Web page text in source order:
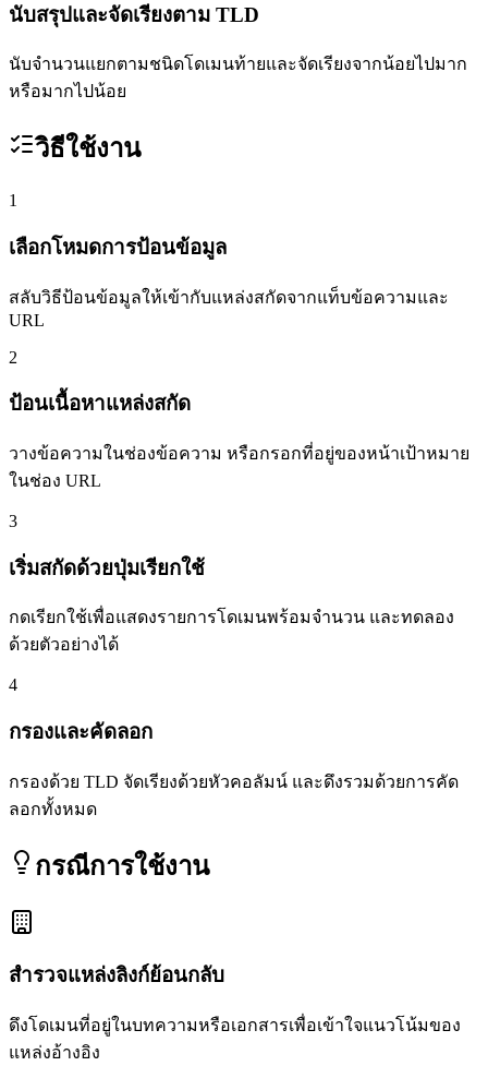
นับสรุปและจัดเรียงตาม TLD
นับจำนวนแยกตามชนิดโดเมนท้ายและจัดเรียงจากน้อยไปมาก
หรือมากไปน้อย
วิธีใช้งาน
1
เลือกโหมดการป้อนข้อมูล
สลับวิธีป้อนข้อมูลให้เข้ากับแหล่งสกัดจากแท็บข้อความและ
URL
2
ป้อนเนื้อหาแหล่งสกัด
วางข้อความในช่องข้อความ หรือกรอกที่อยู่ของหน้าเป้าหมาย
ในช่อง URL
3
เริ่มสกัดด้วยปุ่มเรียกใช้
กดเรียกใช้เพื่อแสดงรายการโดเมนพร้อมจำนวน และทดลอง
ด้วยตัวอย่างได้
4
กรองและคัดลอก
กรองด้วย TLD จัดเรียงด้วยหัวคอลัมน์ และดึงรวมด้วยการคัด
ลอกทั้งหมด
กรณีการใช้งาน
สำรวจแหล่งลิงก์ย้อนกลับ
ดึงโดเมนที่อยู่ในบทความหรือเอกสารเพื่อเข้าใจแนวโน้มของ
แหล่งอ้างอิง